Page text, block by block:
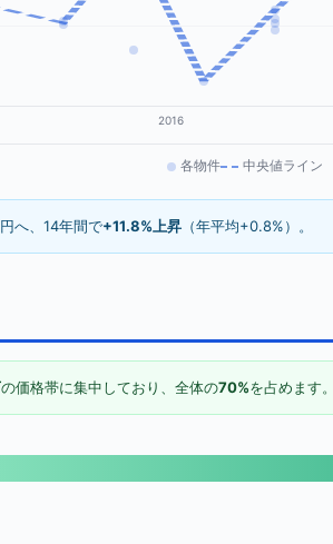
2016
各物件 中央値ライン
へ、14年間で+11.8%上昇 （年平均+0.8%）。
の価格帯に集中しており、全体の70%を占めます